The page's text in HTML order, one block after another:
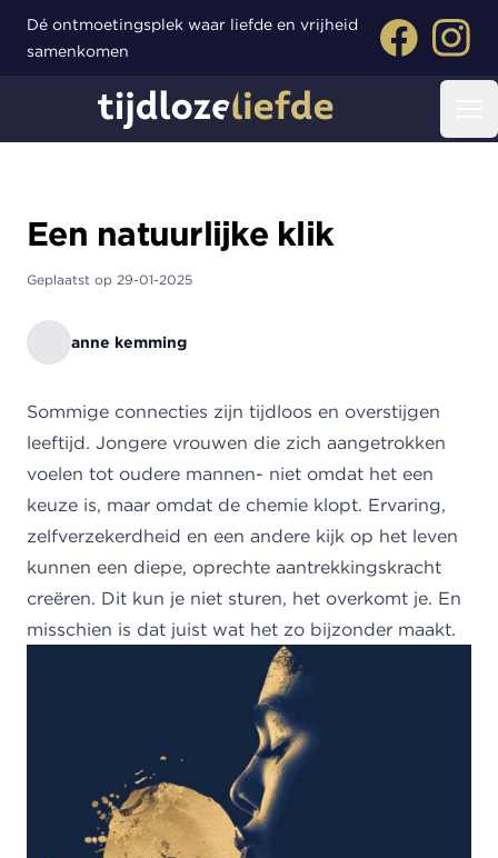
Dé ontmoetingsplek waar liefde en vrijheid
samenkomen
Facebook
Tijdloze liefde
Een natuurlijke klik
Geplaatst op 29-01-2025
anne kemming
Sommige connecties zijn tijdloos en overstijgen
leeftijd. Jongere vrouwen die zich aangetrokken
voelen tot oudere mannen- niet omdat het een
keuze is, maar omdat de chemie klopt. Ervaring,
zelfverzekerdheid en een andere kijk op het leven
kunnen een diepe, oprechte aantrekkingskracht
creëren. Dit kun je niet sturen, het overkomt je. En
misschien is dat juist wat het zo bijzonder maakt.